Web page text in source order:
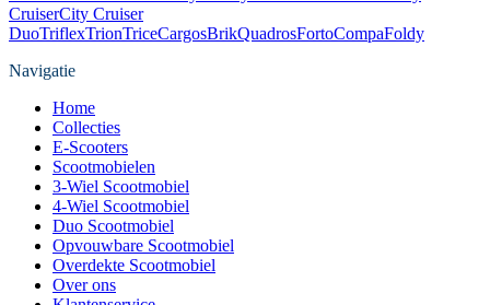
CruiserCity Cruiser
DuoTriflexTrionTriceCargosBrikQuadrosFortoCompaFoldy
Navigatie
Home
Collecties
E-Scooters
Scootmobielen
3-Wiel Scootmobiel
4-Wiel Scootmobiel
Duo Scootmobiel
Opvouwbare Scootmobiel
Overdekte Scootmobiel
Over ons